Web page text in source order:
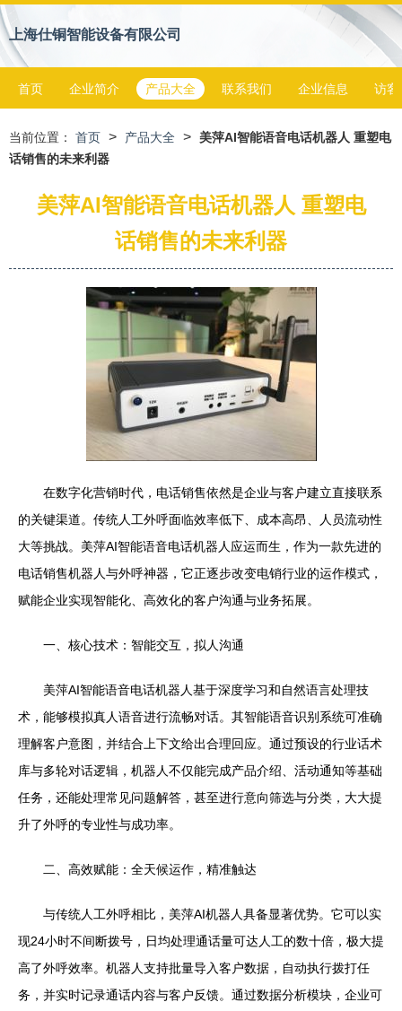
上海仕铜智能设备有限公司
首页 企业简介 产品大全 联系我们 企业信息 访客
当前位置： 首页 > 产品大全 > 美萍AI智能语音电话机器人 重塑电
话销售的未来利器
美萍AI智能语音电话机器人 重塑电
话销售的未来利器
在数字化营销时代，电话销售依然是企业与客户建立直接联系
的关键渠道。传统人工外呼面临效率低下、成本高昂、人员流动性
大等挑战。美萍AI智能语音电话机器人应运而生，作为一款先进的
电话销售机器人与外呼神器，它正逐步改变电销行业的运作模式，
赋能企业实现智能化、高效化的客户沟通与业务拓展。
一、核心技术：智能交互，拟人沟通
美萍AI智能语音电话机器人基于深度学习和自然语言处理技
术，能够模拟真人语音进行流畅对话。其智能语音识别系统可准确
理解客户意图，并结合上下文给出合理回应。通过预设的行业话术
库与多轮对话逻辑，机器人不仅能完成产品介绍、活动通知等基础
任务，还能处理常见问题解答，甚至进行意向筛选与分类，大大提
升了外呼的专业性与成功率。
二、高效赋能：全天候运作，精准触达
与传统人工外呼相比，美萍AI机器人具备显著优势。它可以实
现24小时不间断拨号，日均处理通话量可达人工的数十倍，极大提
高了外呼效率。机器人支持批量导入客户数据，自动执行拨打任
务，并实时记录通话内容与客户反馈。通过数据分析模块，企业可